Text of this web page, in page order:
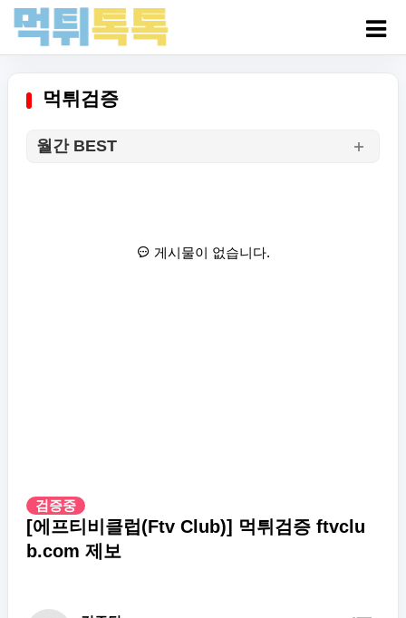
먹튀검증
월간 BEST
게시물이 없습니다.
검증중
[에프티비클럽(Ftv Club)] 먹튀검증 ftvclu
b.com 제보